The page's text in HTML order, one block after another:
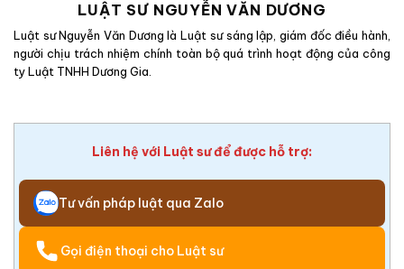
LUẬT SƯ NGUYỄN VĂN DƯƠNG
Luật sư Nguyễn Văn Dương là Luật sư sáng lập, giám đốc điều hành,
người chịu trách nhiệm chính toàn bộ quá trình hoạt động của công
ty Luật TNHH Dương Gia.
Liên hệ với Luật sư để được hỗ trợ:
Tư vấn pháp luật qua Zalo
Gọi điện thoại cho Luật sư